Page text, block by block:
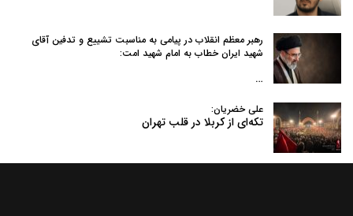
رهبر معظم انقلاب در پیامی به‌ مناسبت تشییع و تدفین آقای
شهید ایران خطاب به امام شهید امت:
…
علی خضریان:
تکه‌ای از کربلا در قلب تهران